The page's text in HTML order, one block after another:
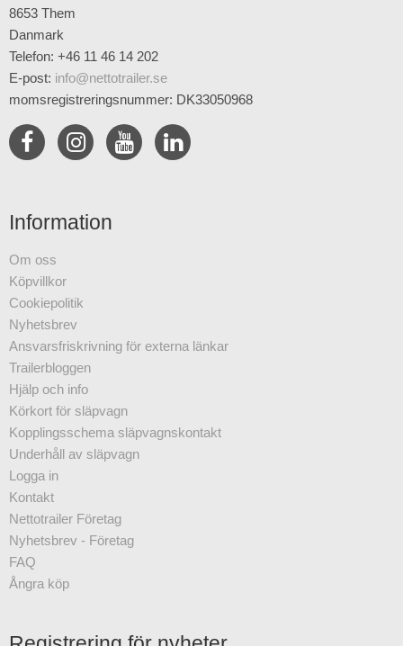
8653 Them
Danmark
Telefon: +46 11 46 14 202
E-post: info@nettotrailer.se
momsregistreringsnummer: DK33050968
Information
Om oss
Köpvillkor
Cookiepolitik
Nyhetsbrev
Ansvarsfriskrivning för externa länkar
Trailerbloggen
Hjälp och info
Körkort för släpvagn
Kopplingsschema släpvagnskontakt
Underhåll av släpvagn
Logga in
Kontakt
Nettotrailer Företag
Nyhetsbrev - Företag
FAQ
Ångra köp